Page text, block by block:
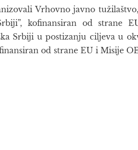
Vrhovno javno
kofinansiran od strane
Srbiji u postizanju ciljeva u
od strane EU i Misije